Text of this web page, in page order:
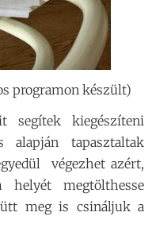
programon készült)
kiegészíteni
tapasztaltak
végezhet azért,
megtölthesse
meg is csináljuk a